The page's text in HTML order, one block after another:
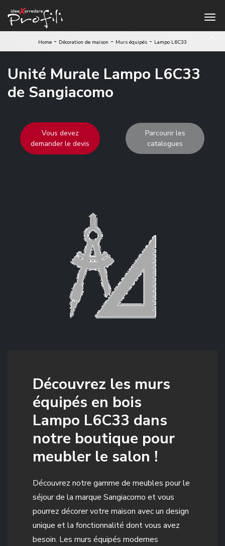
Home - Décoration de maison - Murs équipés - Lampo L6C33
Unité Murale Lampo L6C33
de Sangiacomo
Vous devez
demander le devis
Parcourir les
catalogues
Découvrez les murs
équipés en bois
Lampo L6C33 dans
notre boutique pour
meubler le salon !
Découvrez notre gamme de meubles pour le
séjour de la marque Sangiacomo et vous
pourrez décorer votre maison avec un design
unique et la fonctionnalité dont vous avez
besoin. Les murs équipés modernes